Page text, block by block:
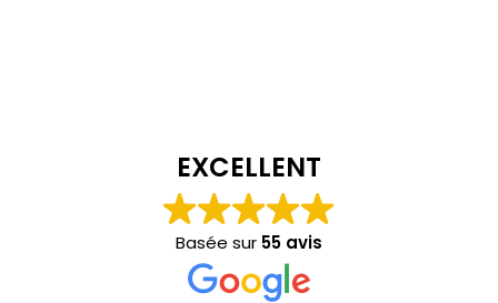
EXCELLENT
Basée sur 55 avis